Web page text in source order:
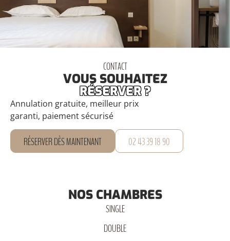
CONTACT
VOUS SOUHAITEZ
RÉSERVER ?
Annulation gratuite, meilleur prix
garanti, paiement sécurisé
RÉSERVER DÈS MAINTENANT 02 43 39 18 90
NOS CHAMBRES
SINGLE
DOUBLE